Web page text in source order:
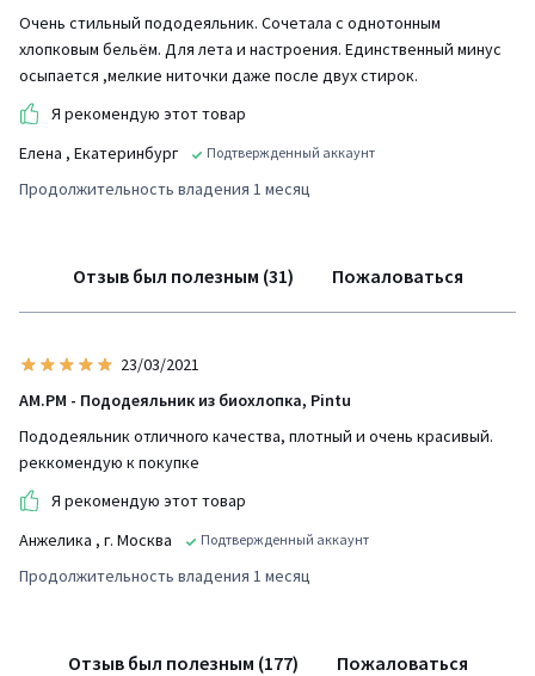
Очень стильный пододеяльник. Сочетала с однотонным
хлопковым бельём. Для лета и настроения. Единственный минус
осыпается ,мелкие ниточки даже после двух стирок.
Я рекомендую этот товар
Елена , Екатеринбург Подтвержденный аккаунт
Продолжительность владения 1 месяц
Отзыв был полезным (31) Пожаловаться
23/03/2021
AM.PM - Пододеяльник из биохлопка, Pintu
Пододеяльник отличного качества, плотный и очень красивый.
реккомендую к покупке
Я рекомендую этот товар
Анжелика , г. Москва Подтвержденный аккаунт
Продолжительность владения 1 месяц
Отзыв был полезным (177) Пожаловаться